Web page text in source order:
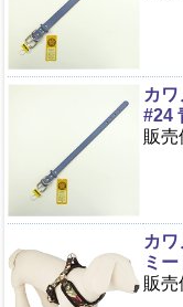
カ
#24
販売
カ
ミ
販売